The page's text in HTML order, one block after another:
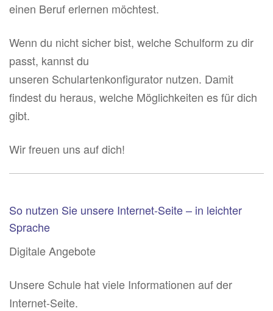
einen Beruf erlernen möchtest.
Wenn du nicht sicher bist, welche Schulform zu dir
passt, kannst du
unseren Schulartenkonfigurator nutzen. Damit
findest du heraus, welche Möglichkeiten es für dich
gibt.
Wir freuen uns auf dich!
So nutzen Sie unsere Internet-Seite – in leichter
Sprache
Digitale Angebote
Unsere Schule hat viele Informationen auf der
Internet-Seite.